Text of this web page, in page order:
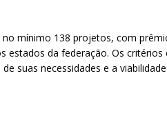
mínimo 138 projetos, com
estados da federação. Os
suas necessidades e a